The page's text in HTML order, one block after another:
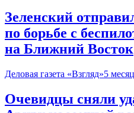
Зеленский
по борьбе с
на Ближний Восток
Деловая газета «Взгляд»5
Очевидцы сняли